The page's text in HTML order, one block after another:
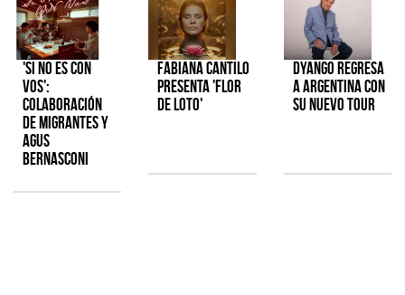
'Si No Es Con
Vos':
colaboración
de Migrantes y
Agus
Bernasconi
Fabiana Cantilo
presenta 'Flor
de Loto'
Dyango regresa
a Argentina con
su nuevo tour